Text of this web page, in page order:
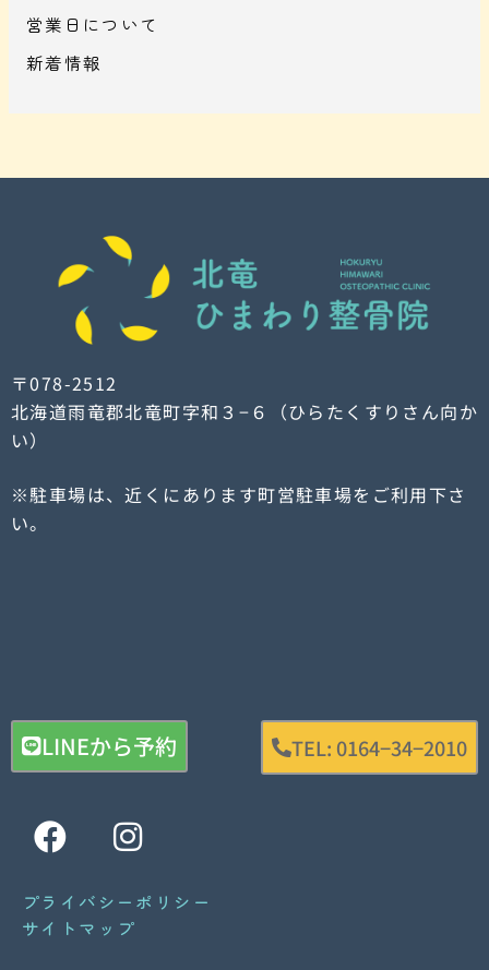
営業日について
新着情報
〒078-2512
北海道雨竜郡北竜町字和３−６（ひらたくすりさん向か
い）
※駐車場は、近くにあります町営駐車場をご利用下さ
い。
LINEから予約 TEL: 0164−34−2010
F
a
c
e
I
n
s
t
プライバシーポリシー
サイトマップ